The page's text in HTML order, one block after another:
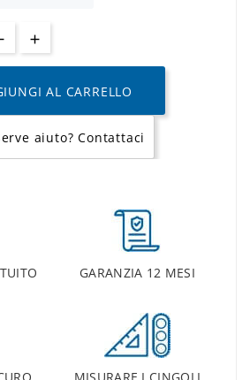
AL CARRELLO
aiuto? Contattaci
GARANZIA 12 MESI